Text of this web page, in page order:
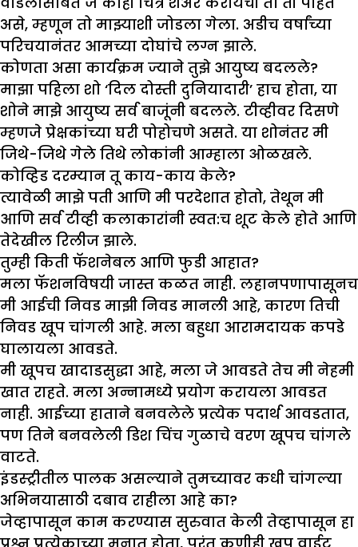
असे, म्हणून तो माझ्याशी जोडला गेला. अडीच वर्षांच्या
परिचयानंतर आमच्या दोघांचे लग्न झाले.
कोणता असा कार्यक्रम ज्याने तुझेआयुष्य बदलले?
माझा पहिला शो ‘दिल दोस्ती दुनियादारी’ हाच होता, या
शोने माझे आयुष्य सर्व बाजूंनी बदलले. टीव्हीवर दिसणे
म्हणजे प्रेक्षकांच्या घरी पोहोचणे असते. या शोनंतर मी
जिथे-जिथे गेले तिथे लोकांनी आम्हाला ओळखले.
कोव्हिड दरम्यान तू काय-काय केले?
त्यावेळी माझे पती आणि मी परदेशात होतो, तेथून मी
आणि सर्व टीव्ही कलाकारांनी स्वत:च शूट केले होते आणि
तेदेखील रिलीज झाले.
तुम्ही किती फॅशनेबल आणि फुडी आहात?
मला फॅशनविषयी जास्त कळत नाही. लहानपणापासूनच
मी आईची निवड माझी निवड मानली आहे, कारण तिची
निवड खूप चांगली आहे. मला बहुधा आरामदायक कपडे
घालायला आवडते.
मी खूपच खादाडसुद्धा आहे, मला जे आवडते तेच मी नेहमी
खात राहते. मला अन्नामध्ये प्रयोग करायला आवडत
नाही. आईच्या हाताने बनवलेले प्रत्येक पदार्थ आवडतात,
पण तिने बनवलेली डिश चिंच गुळाचे वरण खूपच चांगले
वाटते.
इंडस्ट्रीतील पालक असल्याने तुमच्यावर कधी चांगल्या
अभिनयासाठी दबाव राहीला आहे का?
जेव्हापासून काम करण्यास सुरुवात केली तेव्हापासून हा